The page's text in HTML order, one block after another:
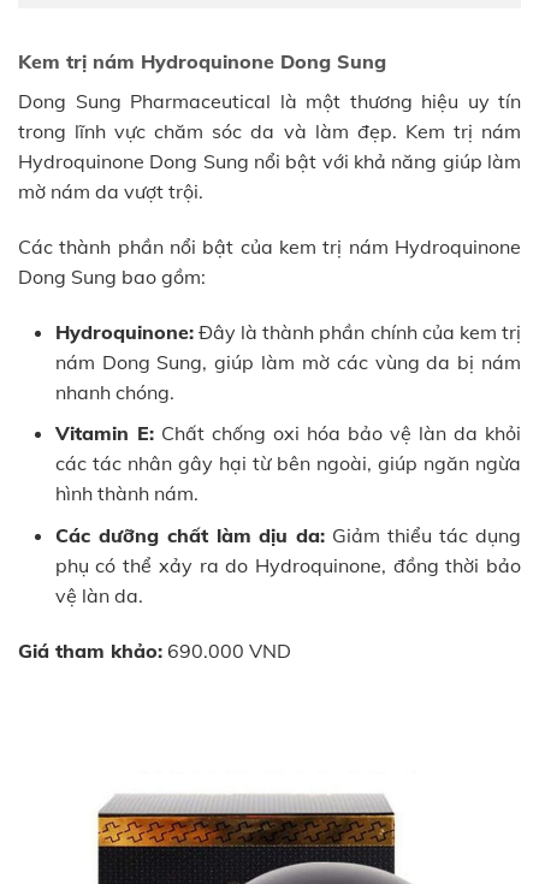
Kem trị nám Hydroquinone Dong Sung
Dong Sung Pharmaceutical là một thương hiệu uy tín
trong lĩnh vực chăm sóc da và làm đẹp. Kem trị nám
Hydroquinone Dong Sung nổi bật với khả năng giúp làm
mờ nám da vượt trội.
Các thành phần nổi bật của kem trị nám Hydroquinone
Dong Sung bao gồm:
Hydroquinone:Đây là thành phần chính của kem trị
nám Dong Sung, giúp làm mờ các vùng da bị nám
nhanh chóng.
Vitamin E:Chất chống oxi hóa bảo vệ làn da khỏi
các tác nhân gây hại từ bên ngoài, giúp ngăn ngừa
hình thành nám.
Các dưỡng chất làm dịu da: Giảm thiểu tác dụng
phụ có thể xảy ra do Hydroquinone, đồng thời bảo
vệ làn da.
Giá tham khảo: 690.000 VND